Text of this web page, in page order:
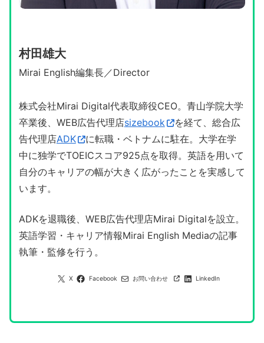
村田雄大
Mirai English編集長／Director
株式会社Mirai Digital代表取締役CEO。青山学院大学
卒業後、WEB広告代理店sizebook
を経て、総合広
告代理店ADK
に転職・ベトナムに駐在。大学在学
中に独学でTOEICスコア925点を取得。英語を用いて
自分のキャリアの幅が大きく広がったことを実感して
います。
ADKを退職後、WEB広告代理店Mirai Digitalを設立。
英語学習・キャリア情報Mirai English Mediaの記事
執筆・監修を行う。
X Facebook お問い合わせ LinkedIn